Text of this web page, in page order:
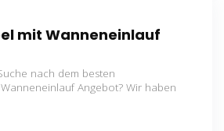
mit Wanneneinlauf
nach dem besten
Angebot? Wir haben